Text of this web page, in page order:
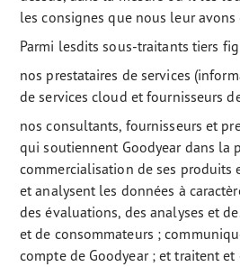
les consignes que nous leur avons
Parmi lesdits sous-traitants tiers
nos prestataires de services
de services cloud et fournisseurs
nos consultants, fournisseurs et
qui soutiennent Goodyear dans la
commercialisation de ses produits
et analysent les données à
des évaluations, des analyses et
et de consommateurs ;
compte de Goodyear ; et traitent et